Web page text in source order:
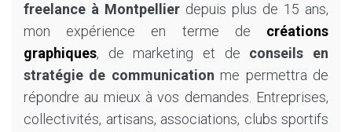
freelance à Montpellier depuis plus de 15 ans,
mon expérience en terme de créations
graphiques, de marketing et de conseils en
stratégie de communication me permettra de
répondre au mieux à vos demandes. Entreprises,
collectivités, artisans, associations, clubs sportifs